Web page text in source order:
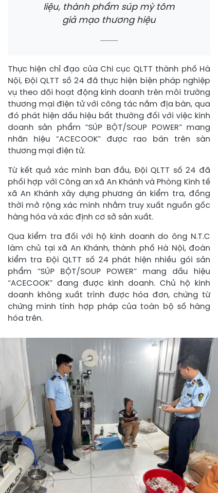
liệu, thành phẩm súp mỳ tôm
giả mạo thương hiệu
Thực hiện chỉ đạo của Chi cục QLTT thành phố Hà
Nội, Đội QLTT số 24 đã thực hiện biện pháp nghiệp
vụ theo dõi hoạt động kinh doanh trên môi trường
thương mại điện tử với công tác nắm địa bàn, qua
đó phát hiện dấu hiệu bất thường đối với việc kinh
doanh sản phẩm “SÚP BỘT/SOUP POWER” mang
nhãn hiệu “ACECOOK” được rao bán trên sàn
thương mại điện tử.
Từ kết quả xác minh ban đầu, Đội QLTT số 24 đã
phối hợp với Công an xã An Khánh và Phòng Kinh tế
xã An Khánh xây dựng phương án kiểm tra, đồng
thời mở rộng xác minh nhằm truy xuất nguồn gốc
hàng hóa và xác định cơ sở sản xuất.
Qua kiểm tra đối với hộ kinh doanh do ông N.T.C
làm chủ tại xã An Khánh, thành phố Hà Nội, đoàn
kiểm tra Đội QLTT số 24 phát hiện nhiều gói sản
phẩm “SÚP BỘT/SOUP POWER” mang dấu hiệu
“ACECOOK” đang được kinh doanh. Chủ hộ kinh
doanh không xuất trình được hóa đơn, chứng từ
chứng minh tính hợp pháp của toàn bộ số hàng
hóa trên.